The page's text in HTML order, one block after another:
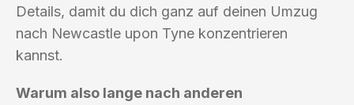
Details, damit du dich ganz auf deinen Umzug
nach Newcastle upon Tyne konzentrieren
kannst.
Warum also lange nach anderen